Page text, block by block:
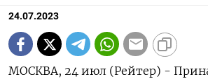
24.07.2023
МОСКВА, 24 июл (Рейтер) -